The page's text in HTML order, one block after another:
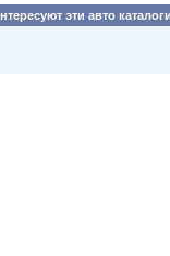
эти авто